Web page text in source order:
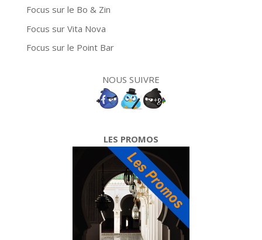
Focus sur le Bo & Zin
Focus sur Vita Nova
Focus sur le Point Bar
NOUS SUIVRE
LES PROMOS